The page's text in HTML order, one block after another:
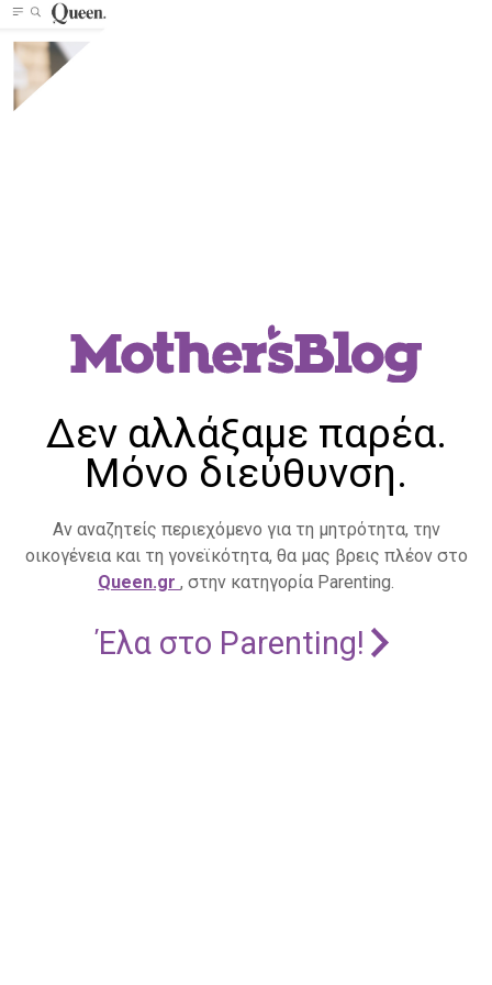
Δεν αλλάξαμε παρέα.
Μόνο διεύθυνση.
Αν αναζητείς περιεχόμενο για τη μητρότητα, την
οικογένεια και τη γονεϊκότητα, θα μας βρεις πλέον στο
Queen.gr , στην κατηγορία Parenting.
Έλα στο Parenting!